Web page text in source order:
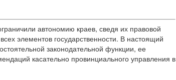
автономию краев, сведя их правовой
элементов государственности. В настоящий
законодательной функции, ее
касательно провинциального управления в